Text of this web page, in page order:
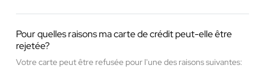
Pour quelles raisons ma carte de crédit peut-elle être
rejetée?
Votre carte peut être refusée pour l'une des raisons suivantes: